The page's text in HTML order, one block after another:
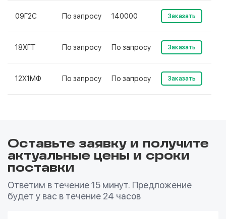
09Г2С По запросу 140000 Заказать
18ХГТ По запросу По запросу Заказать
12Х1МФ По запросу По запросу Заказать
Оставьте заявку и получите
актуальные цены и сроки
поставки
Ответим в течение 15 минут. Предложение
будет у вас в течение 24 часов